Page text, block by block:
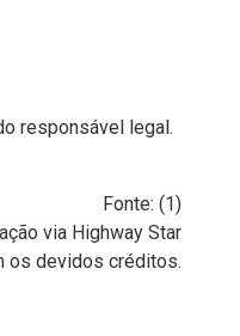
responsável legal.
Fonte: (1)
via Highway Star
os devidos créditos.